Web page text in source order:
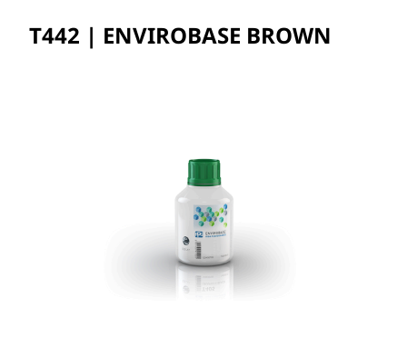
T442 | ENVIROBASE BROWN